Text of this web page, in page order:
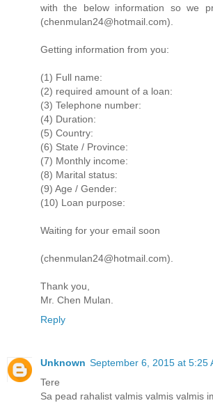
with the below information so we
(chenmulan24@hotmail.com).
Getting information from you:
(1) Full name:
(2) required amount of a loan:
(3) Telephone number:
(4) Duration:
(5) Country:
(6) State / Province:
(7) Monthly income:
(8) Marital status:
(9) Age / Gender:
(10) Loan purpose:
Waiting for your email soon
(chenmulan24@hotmail.com).
Thank you,
Mr. Chen Mulan.
Reply
Unknown September 6, 2015 at 5:25
Tere
Sa pead rahalist valmis valmis valmis